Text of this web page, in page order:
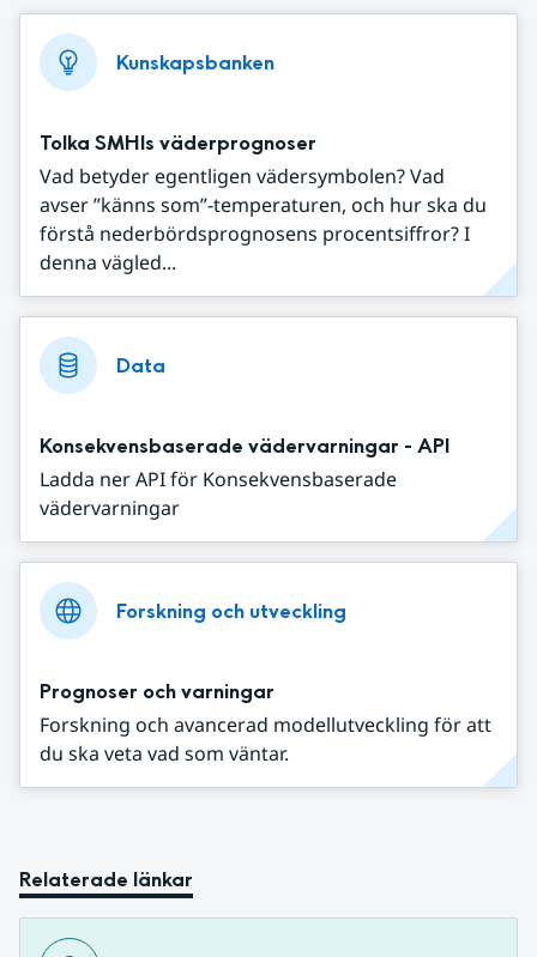
Kunskapsbanken
Tolka SMHIs väderprognoser
Vad betyder egentligen vädersymbolen? Vad
avser ”känns som”-temperaturen, och hur ska du
förstå nederbördsprognosens procentsiffror? I
denna vägled...
Data
Konsekvensbaserade vädervarningar - API
Ladda ner API för Konsekvensbaserade
vädervarningar
Forskning och utveckling
Prognoser och varningar
Forskning och avancerad modellutveckling för att
du ska veta vad som väntar.
Relaterade länkar